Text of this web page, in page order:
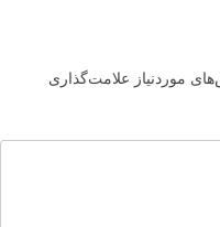
موردنیاز علامت‌گذاری